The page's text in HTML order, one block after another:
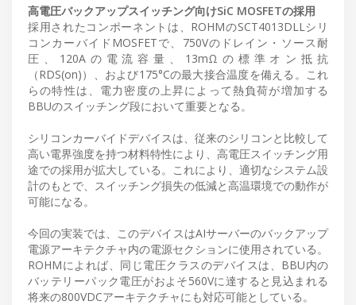
高電圧バックアップスイッチング向けSiC MOSFETの採用
採用されたコンポーネントは、ROHMのSCT4013DLLシリ
コンカーバイドMOSFETで、750Vのドレイン・ソース耐
圧、120Aの電流容量、13mΩの標準オン抵抗
（RDS(on)）、および175°Cの最大接合温度を備える。これ
らの特性は、電力密度の上昇によって熱負荷が増加する
BBUのスイッチング段において重要となる。
シリコンカーバイドデバイスは、従来のシリコンと比較して
高い電界強度を持つ材料特性により、高電圧スイッチング用
途での採用が拡大している。これにより、適切なシステム設
計のもとで、スイッチング損失の低減と高温環境での動作が
可能になる。
今回の実装では、このデバイスはAIサーバーのバックアップ
電源アーキテクチャ内の電源セクションに使用されている。
ROHMによれば、同じ電圧クラスのデバイスは、BBU内の
バッテリーパック電圧がおよそ560Vに達すると見込まれる
将来の800VDCアーキテクチャにも対応可能としている。